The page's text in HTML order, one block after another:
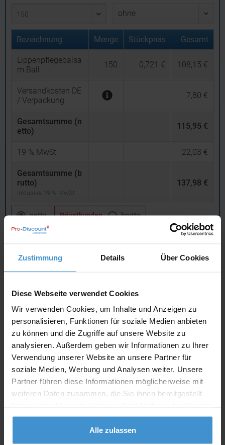
Zustimmung Details Über Cookies
Diese Webseite verwendet Cookies
Wir verwenden Cookies, um Inhalte und Anzeigen zu
personalisieren, Funktionen für soziale Medien anbieten
zu können und die Zugriffe auf unsere Website zu
analysieren. Außerdem geben wir Informationen zu Ihrer
Verwendung unserer Website an unsere Partner für
soziale Medien, Werbung und Analysen weiter. Unsere
Partner führen diese Informationen möglicherweise mit
weiteren Daten zusammen, die Sie ihnen bereitgestellt
gesammelt haben.
Alle zulassen
Bezeichnung Menge Stückpreis Gesamt
Lippenpflegebalsa
m Ball
150 0,721 € 108,15 €
Versandkosten DE
/ Verpackung
7,80 €
Gesamtsumme (n
etto)
115,95 €
19 % MwSt. 22,03 €
Gesamtsumme (b
rutto)
inklusive 19 % MwSt.
137,98 €
netto Privatkunden brutto
Individuelle Anfrage
Lieferzeiten
Artikel mit Werbeanbringung: ca. 10 Werktage
Muster mit Ihrer
Werbeanbringung zur Freigabe
der Produktion:
ca. 10 Werktage
ca. 3 - 5 Werktage